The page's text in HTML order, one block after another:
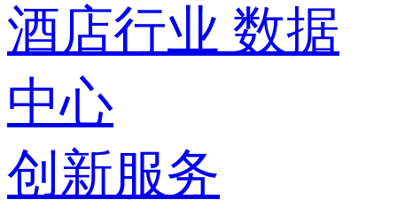
酒店行业 数据
中心
创新服务